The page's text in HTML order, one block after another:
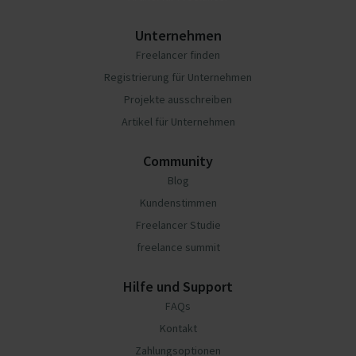
Unternehmen
Freelancer finden
Registrierung für Unternehmen
Projekte ausschreiben
Artikel für Unternehmen
Community
Blog
Kundenstimmen
Freelancer Studie
freelance summit
Hilfe und Support
FAQs
Kontakt
Zahlungsoptionen